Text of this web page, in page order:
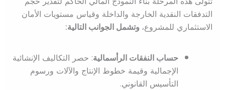
التدفقات النقدية الخارجة والداخلة وقياس مستويات الأمان
الاستثماري للمشروع،وتشمل الجوانب التالية:
حساب النفقات الرأسمالية: حصر التكاليف الإنشائية
الإجمالية وقيمة خطوط الإنتاج والآلات ورسوم
التأسيس القانوني.